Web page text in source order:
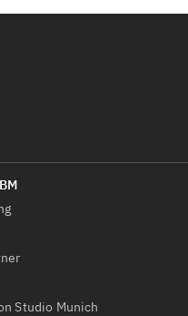
Studio Munich